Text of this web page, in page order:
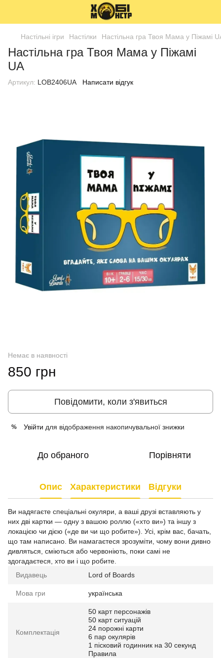
Настільні ігри Настілки Настільна гра Твоя Мама у Піжамі
Настільна гра Твоя Мама у Піжамі
UA
Артикул: LOB2406UA Написати відгук
Немає в наявності
850 грн
Повідомити, коли з'явиться
% Увійти для відображення накопичувальної знижки
До обраного Порівняти
Опис Характеристики Відгуки
Ви надягаєте спеціальні окуляри, а ваші друзі вставляють у
них дві картки — одну з вашою роллю («хто ви») та іншу з
локацією чи дією («де ви чи що робите»). Усі, крім вас, бачать,
що там написано. Ви намагаєтеся зрозуміти, чому вони дивно
дивляться, сміються або червоніють, поки самі не
здогадаєтеся, хто ви і що робите.
Видавець
Lord of Boards
Мова гри українська
Комплектація
50 карт персонажів
50 карт ситуацій
24 порожні карти
6 пар окулярів
1 пісковий годинник на 30 секунд
Правила